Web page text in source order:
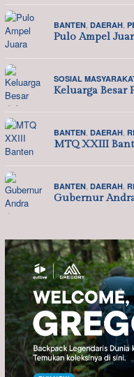
BANTEN DAERAH
Pulo Ampel
SOSIAL
Keluarga Besar
BANTEN DAERAH
MTQ XXIII
BANTEN DAERAH
Gubernur